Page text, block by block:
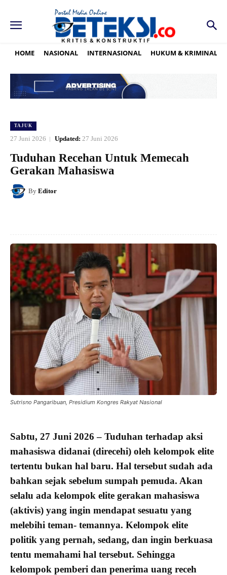
HOME NASIONAL INTERNASIONAL HUKUM & KRIMINAL
TAJUK
27 Juni 2026 Updated: 27 Juni 2026
Tuduhan Recehan Untuk Memecah
Gerakan Mahasiswa
By Editor
Sutrisno Pangaribuan, Presidium Kongres Rakyat Nasional
Sabtu, 27 Juni 2026 – Tuduhan terhadap aksi
mahasiswa didanai (direcehi) oleh kelompok elite
tertentu bukan hal baru. Hal tersebut sudah ada
bahkan sejak sebelum sumpah pemuda. Akan
selalu ada kelompok elite gerakan mahasiswa
(aktivis) yang ingin mendapat sesuatu yang
melebihi teman- temannya. Kelompok elite
politik yang pernah, sedang, dan ingin berkuasa
tentu memahami hal tersebut. Sehingga
kelompok pemberi dan penerima uang receh